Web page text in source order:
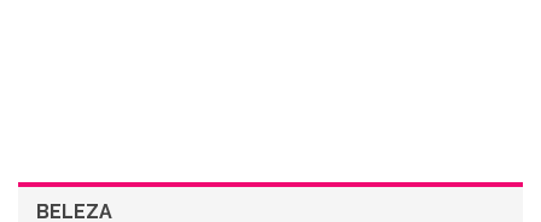
BELEZA